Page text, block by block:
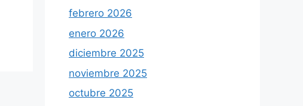
febrero 2026
enero 2026
diciembre 2025
noviembre 2025
octubre 2025